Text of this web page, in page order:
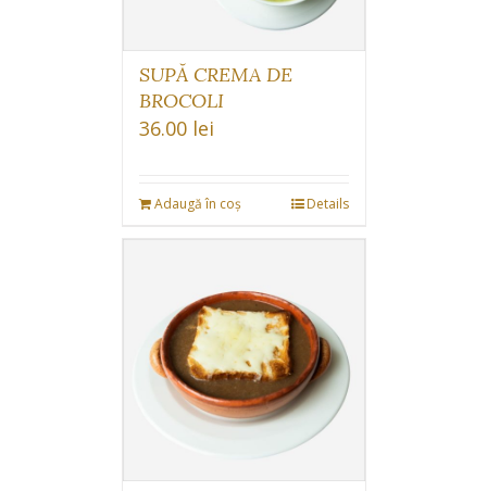
SUPĂ CREMA DE
BROCOLI
36.00 lei
Adaugă în coș Details